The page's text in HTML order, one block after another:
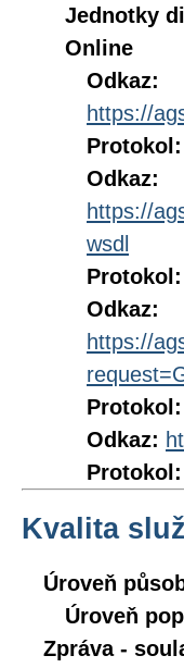
Jednotky
Online
Odkaz:
https://
Protokol:
Odkaz:
https://
wsdl
Protokol:
Odkaz:
https://
Protokol:
Odkaz:
Protokol:
Kvalita
Úroveň
Úroveň
Zpráva -